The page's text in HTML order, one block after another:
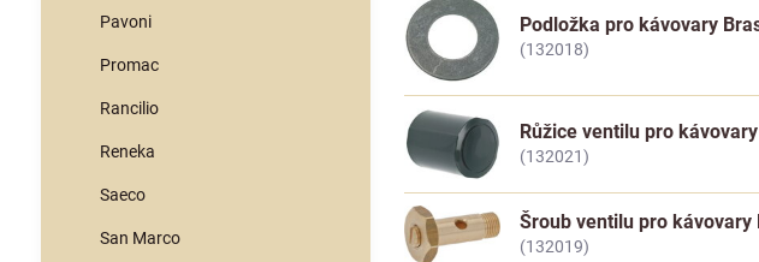
Podložka pro kávovary
(132018)
Růžice ventilu pro
(132021)
Šroub ventilu pro
(132019)
Pavoni
Promac
Rancilio
Reneka
Saeco
San Marco